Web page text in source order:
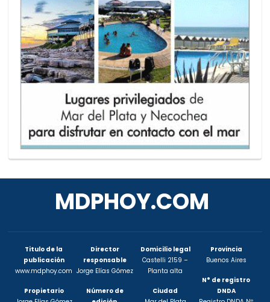
MDPHOY.COM
Titulo de la
publicación
www.mdphoy.com
Propietario
Director
responsable
Jorge Elías Gómez
Número de
Domicilio legal
Castelli 2159 –
Planta alta
Ciudad
Provincia
Buenos Aires
N° de registro
DNDA